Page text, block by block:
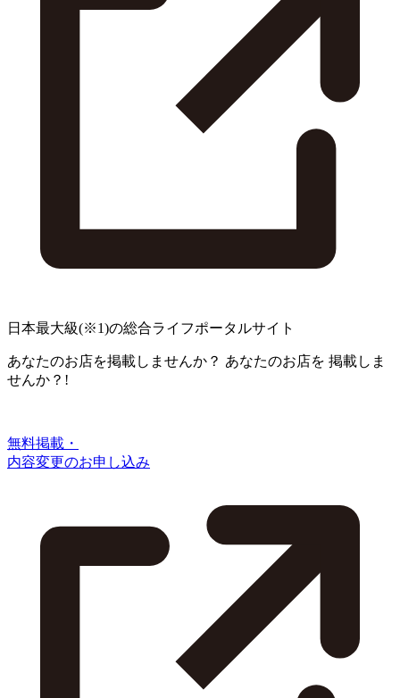
日本最大級(※1)の総合ライフポータルサイト
あなたのお店を掲載しませんか？ あなたのお店を 掲載しま
せんか？!
無料掲載・
内容変更のお申し込み